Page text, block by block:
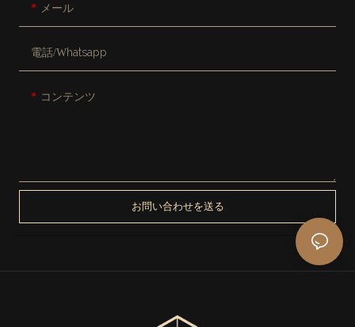
メール
電話/whatsapp
コンテンツ
お問い合わせを送る